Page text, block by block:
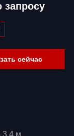
запросу
сейчас
3,4 м